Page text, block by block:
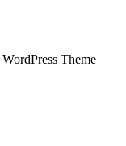
WordPress Theme